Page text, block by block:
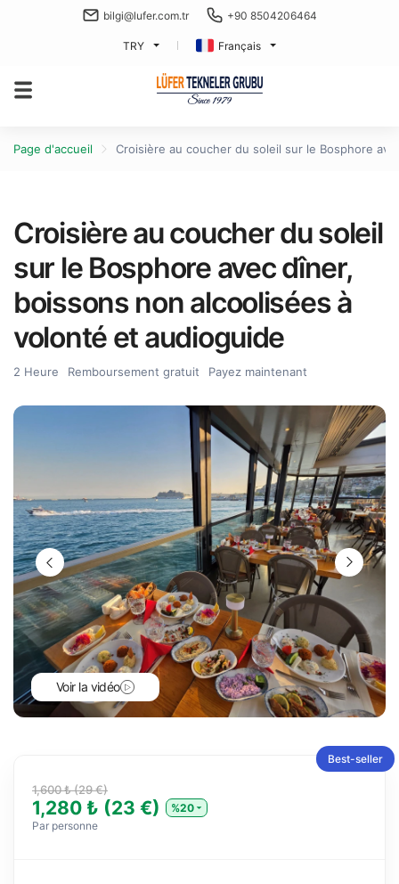
bilgi@lufer.com.tr +90 8504206464
TRY Français
Page d'accueil Croisière au coucher du soleil sur le Bosphore
Croisière au coucher du soleil
sur le Bosphore avec dîner,
boissons non alcoolisées à
volonté et audioguide
2 Heure Remboursement gratuit Payez maintenant
Voir la vidéo
Best-seller
1,600 ₺ (29 €)
1,280 ₺ (23 €)
%20
Par personne